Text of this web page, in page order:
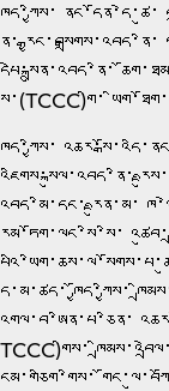
ཁྱོད་ཀྱིས་ ནང་དོན་དེ་ཚུ་
ནི་ རྒྱང་བསྒྲགས་འབད་ནི་
དཔེ་སྐྲུན་འབད་ནི་
སི་(TCCC)གི་
ཁྱོད་ཀྱིས་
འཇིགས་སྐུལ་འབད་ནི་
འབད་མི་དང་ རྫུན་མ་
རྣམ་ཏོག་ལང་སི་སི་
དེ་མ་ཚད་ ཁྱོད་ཀྱིས་
འགལ་བ་ཨིན་པ་ཅིན་
TCCC)གིས་
ངོམ་གཅིག་གིས་